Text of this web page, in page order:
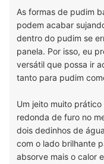
As formas de pudim
podem acabar
dentro do pudim se
panela. Por isso, eu
versátil que possa ir
tanto para pudim
Um jeito muito
redonda de furo no
dois dedinhos de
com o lado brilhante
absorve mais o calor